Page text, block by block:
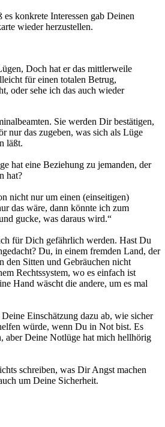
konkrete Interessen gab Deinen
wieder herzustellen.
Doch hat er das mittlerweile
für einen totalen Betrug,
oder sehe ich das auch wieder
Sie werden Dir bestätigen,
nur das zugeben, was sich als Lüge
läßt.
hat eine Beziehung zu jemanden, der
hat?
nicht nur um einen (einseitigen)
das wäre, dann könnte ich zum
gucke, was daraus wird.“
für Dich gefährlich werden. Hast Du
Du, in einem fremden Land, der
den Sitten und Gebräuchen nicht
Rechtssystem, wo es einfach ist
Hand wäscht die andere, um es mal
Einschätzung dazu ab, wie sicher
würde, wenn Du in Not bist. Es
aber Deine Notlüge hat mich hellhörig
schreiben, was Dir Angst machen
um Deine Sicherheit.